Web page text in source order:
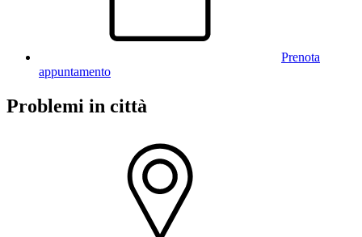
Prenota
appuntamento
Problemi in città